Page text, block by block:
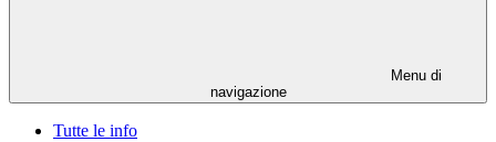
Menu di
navigazione
Tutte le info